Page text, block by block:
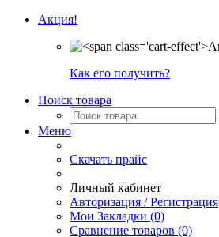
Акция!
Как его получить?
Поиск товара
Меню
Скачать прайс
Личный кабинет
Авторизация / Регистрация
Мои Закладки (0)
Сравнение товаров (0)